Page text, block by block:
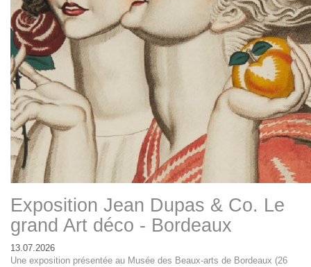
Exposition Jean Dupas & Co. Le
grand Art déco - Bordeaux
13.07.2026
Une exposition présentée au Musée des Beaux-arts de Bordeaux (26